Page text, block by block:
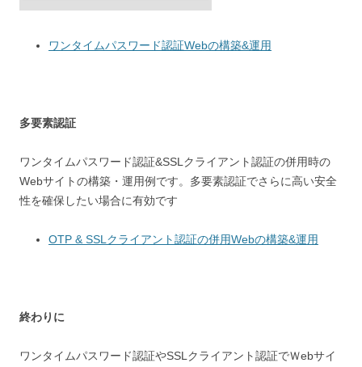
ワンタイムパスワード認証Webの構築&運用
多要素認証
ワンタイムパスワード認証&SSLクライアント認証の併用時の
Webサイトの構築・運用例です。多要素認証でさらに高い安全
性を確保したい場合に有効です
OTP & SSLクライアント認証の併用Webの構築&運用
終わりに
ワンタイムパスワード認証やSSLクライアント認証でＷebサイ